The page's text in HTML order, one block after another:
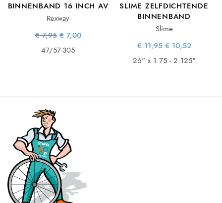
BINNENBAND 16 INCH AV
Rexway
€7,95 Oorspronkelijke
prijs was:
€ 7,95.
€ 7,00Huidige
47/57-305
SLIME ZELFDICHTENDE
BINNENBAND
Slime
€11,95 Oorspronkelijke
prijs was:
€ 11,95.
€ 10,52
€ 10,52.
26" x 1.75 - 2.125"